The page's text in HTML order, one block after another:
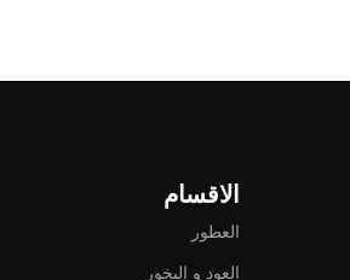
الاقسام
العطور
العود و البخور